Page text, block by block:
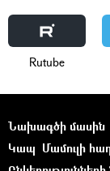
Rutube
Նախագծի մասին
Կապ Մամուլի